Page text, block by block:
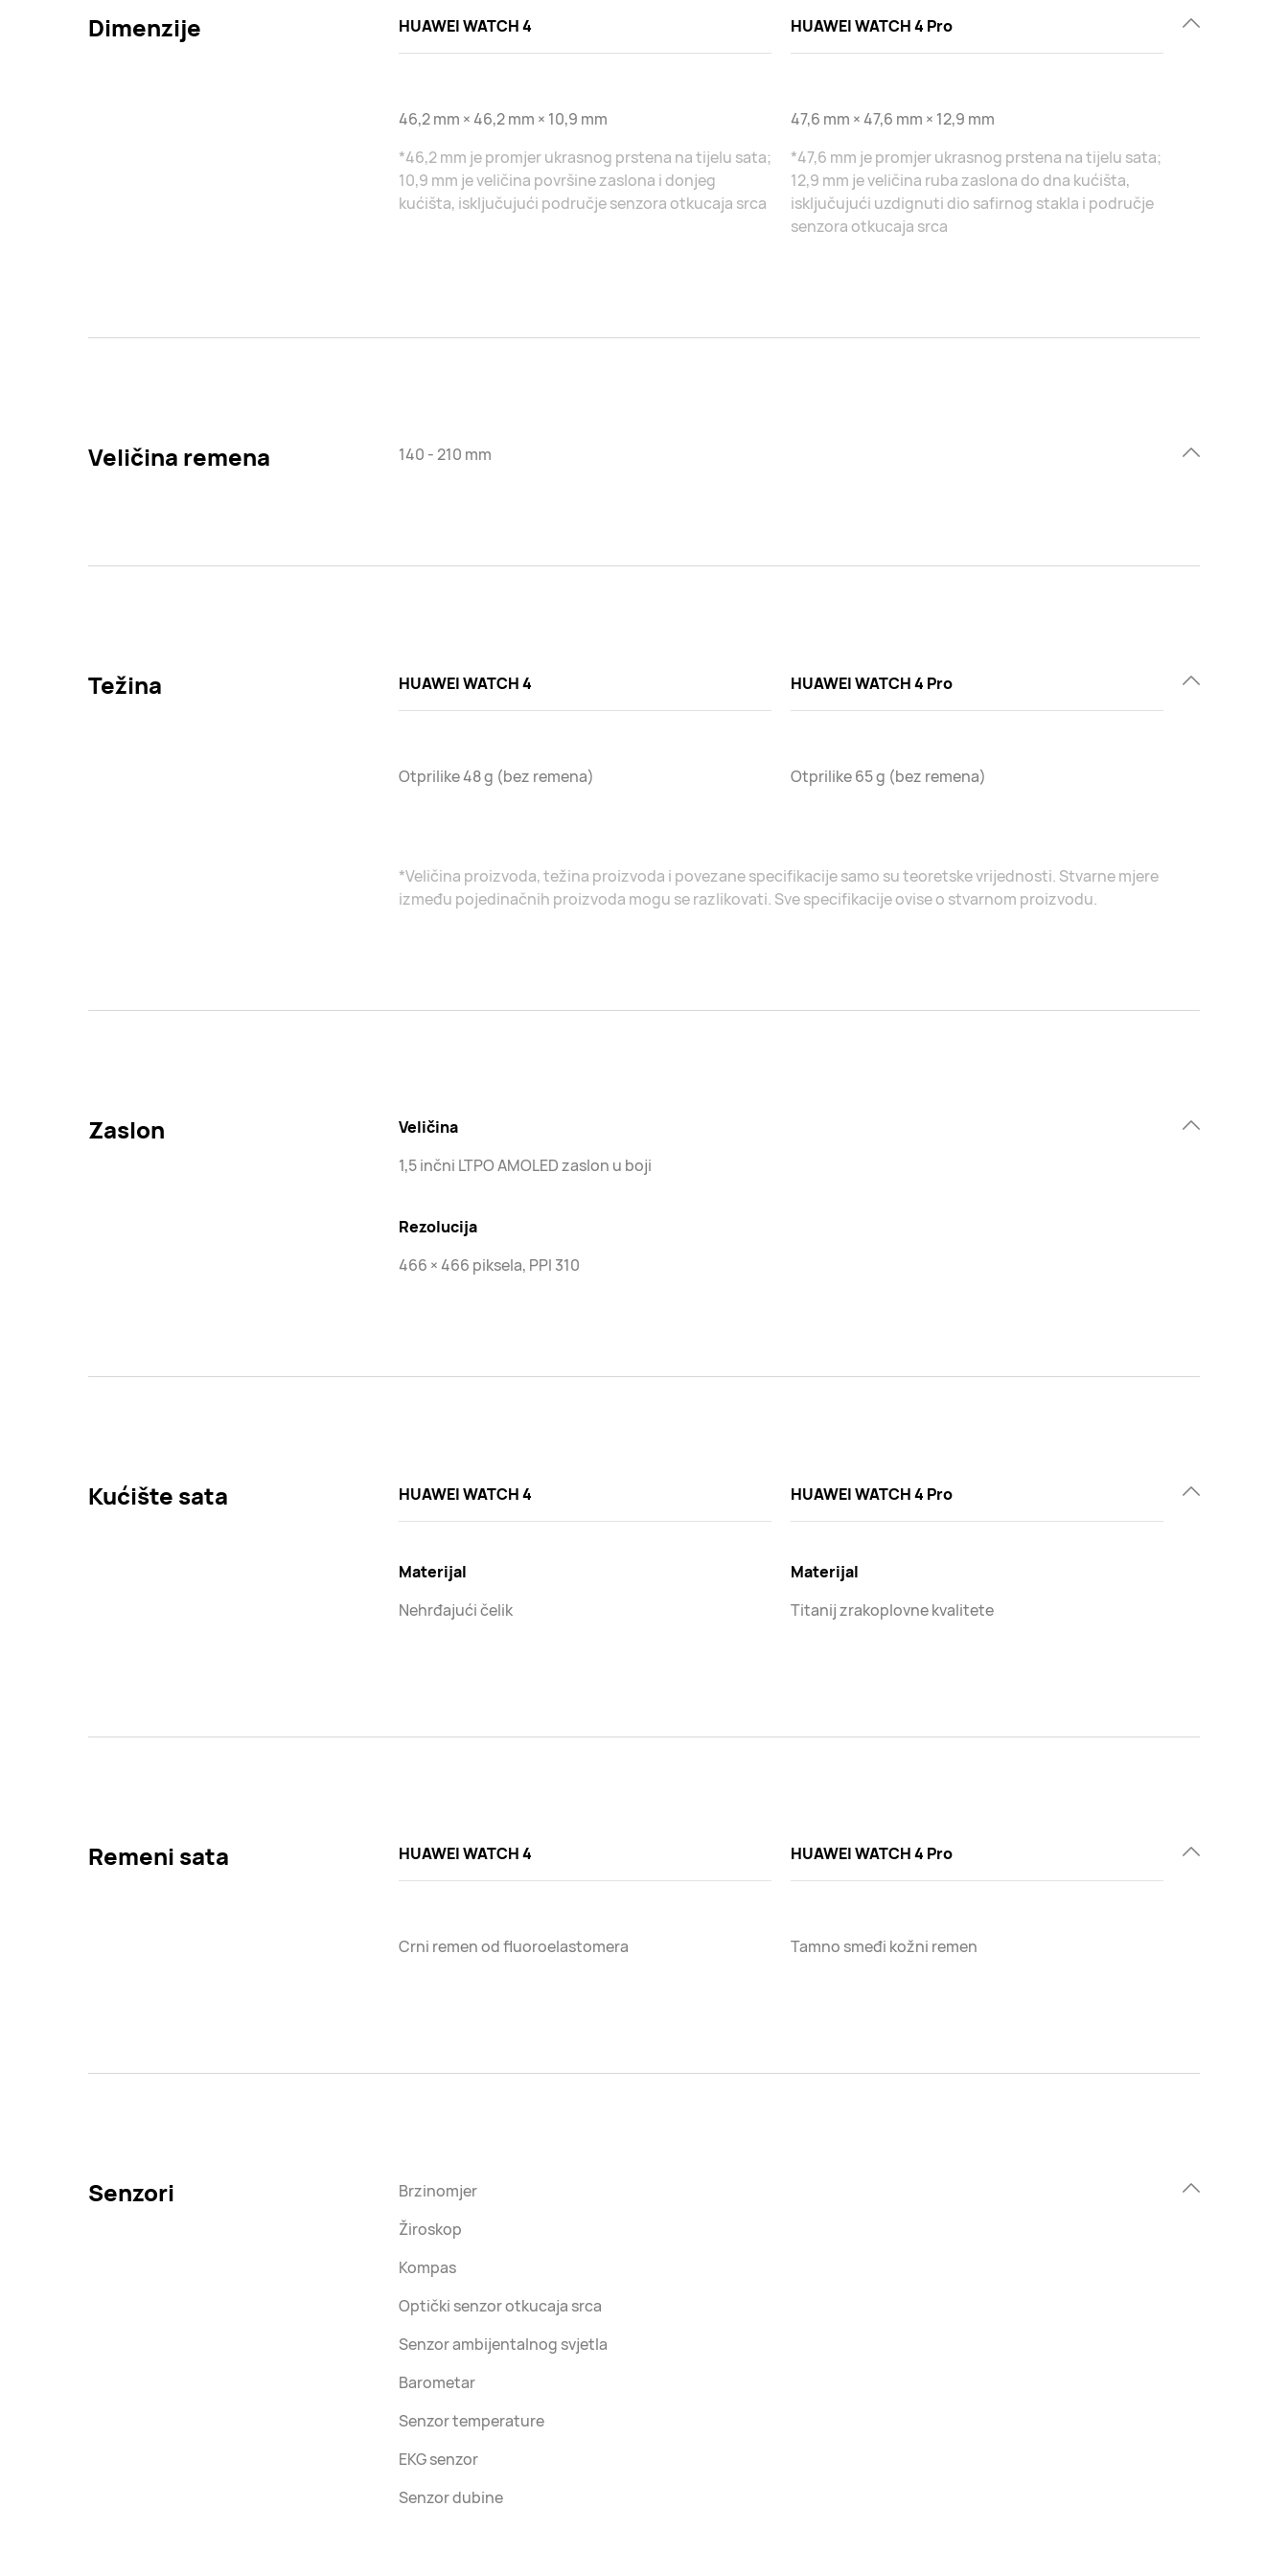
Dimenzije HUAWEI WATCH 4
46,2 mm × 46,2 mm × 10,9 mm
*46,2 mm je promjer ukrasnog prstena na tijelu sata;
10,9 mm je veličina površine zaslona i donjeg
kućišta, isključujući područje senzora otkucaja srca
HUAWEI WATCH 4 Pro
47,6 mm × 47,6 mm × 12,9 mm
*47,6 mm je promjer ukrasnog prstena na tijelu sata;
12,9 mm je veličina ruba zaslona do dna kućišta,
isključujući uzdignuti dio safirnog stakla i područje
senzora otkucaja srca
Veličina remena 140 - 210 mm
Težina HUAWEI WATCH 4
Otprilike 48 g (bez remena)
HUAWEI WATCH 4 Pro
Otprilike 65 g (bez remena)
*Veličina proizvoda, težina proizvoda i povezane specifikacije samo su teoretske vrijednosti. Stvarne mjere
između pojedinačnih proizvoda mogu se razlikovati. Sve specifikacije ovise o stvarnom proizvodu.
Zaslon
Veličina
1,5 inčni LTPO AMOLED zaslon u boji
Rezolucija
466 × 466 piksela, PPI 310
Kućište sata HUAWEI WATCH 4
Materijal
Nehrđajući čelik
HUAWEI WATCH 4 Pro
Materijal
Titanij zrakoplovne kvalitete
Remeni sata HUAWEI WATCH 4
Crni remen od fluoroelastomera
HUAWEI WATCH 4 Pro
Tamno smeđi kožni remen
Senzori
Brzinomjer
Žiroskop
Kompas
Optički senzor otkucaja srca
Senzor ambijentalnog svjetla
Barometar
Senzor temperature
EKG senzor
Senzor dubine